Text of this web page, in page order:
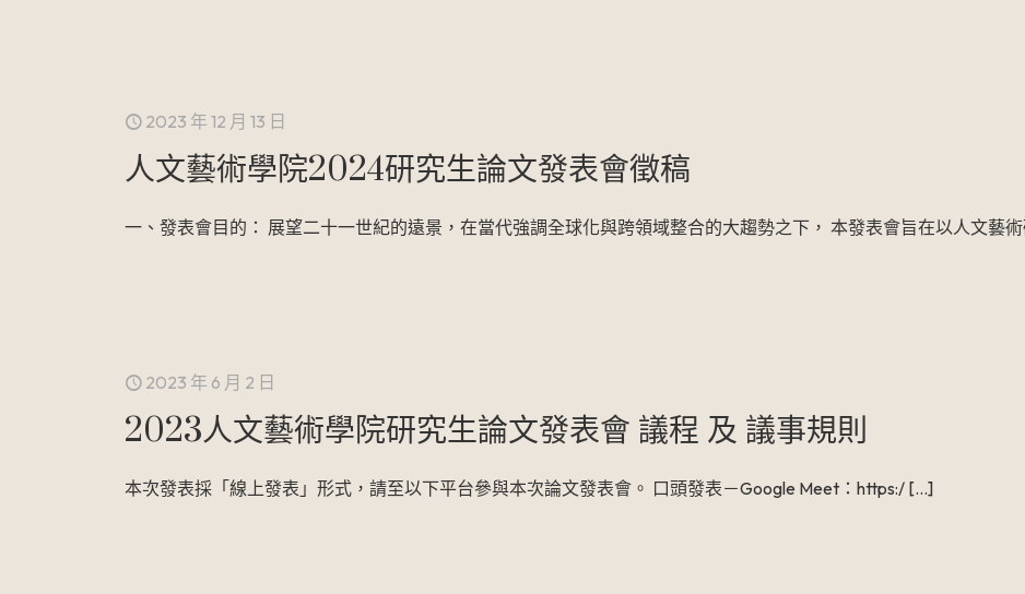
2023 年 12 月 13 日
人文藝術學院2024研究生論文發表會徵稿
一、發表會目的： 展望二十一世紀的遠景，在當代強調全球化與跨領域整合的大趨勢之下， 本發表會旨在以人文藝
2023 年 6 月 2 日
2023人文藝術學院研究生論文發表會 議程 及 議事規則
本次發表採「線上發表」形式，請至以下平台參與本次論文發表會。 口頭發表－Google Meet：https:/ […]